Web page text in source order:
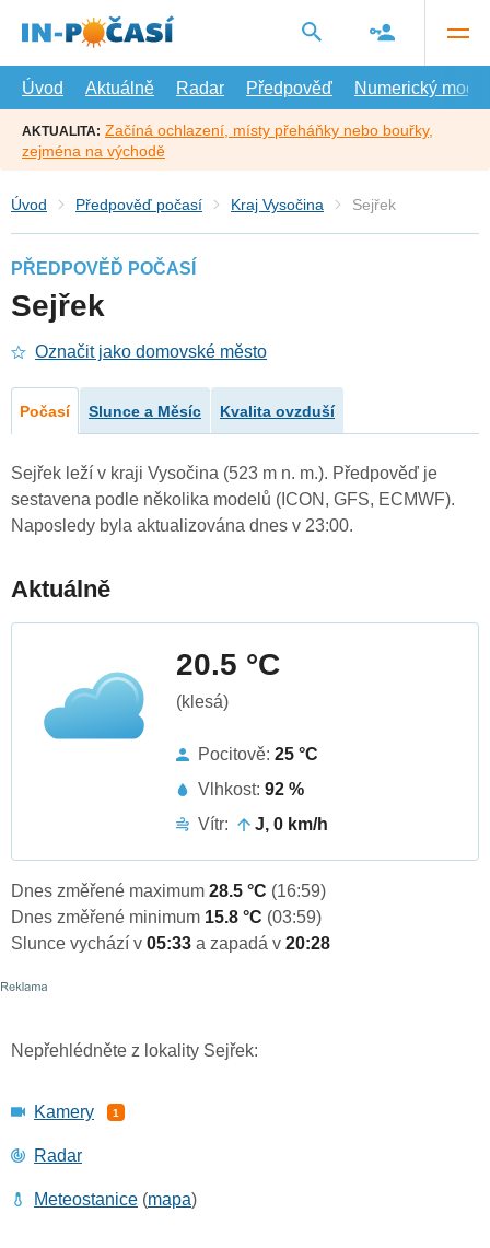
hlavní
Úvod
Aktuálně Radar Předpověď Numerický model
AKTUALITA: Začíná ochlazení, místy přeháňky nebo bouřky,
zejména na východě
Úvod Předpověď počasí Kraj Vysočina Sejřek
PŘEDPOVĚĎ POČASÍ
Sejřek
Označit jako domovské město
Počasí Slunce a Měsíc Kvalita ovzduší
Sejřek leží v kraji Vysočina (523 m n. m.). Předpověď je
sestavena podle několika modelů (ICON, GFS, ECMWF).
Naposledy byla aktualizována dnes v 23:00.
Aktuálně
20.5 °C
(klesá)
Pocitově: 25 °C
Vlhkost: 92 %
Vítr:
J, 0 km/h
Dnes změřené maximum 28.5 °C (16:59)
Dnes změřené minimum 15.8 °C (03:59)
Slunce vychází v 05:33 a zapadá v 20:28
Nepřehlédněte z lokality Sejřek:
Kamery 1
Radar
Meteostanice (mapa)